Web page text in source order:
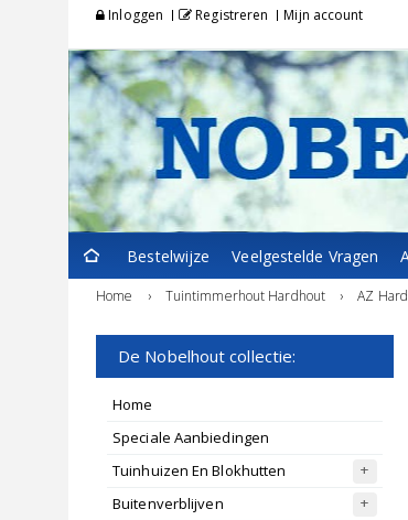
Inloggen Registreren Mijn account
Bestelwijze Veelgestelde Vragen
Home › Tuintimmerhout Hardhout › AZ
De Nobelhout collectie:
Home
Speciale Aanbiedingen
Tuinhuizen En Blokhutten
Buitenverblijven